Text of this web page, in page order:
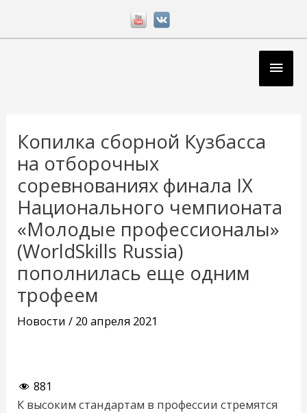
Копилка сборной Кузбасса
на отборочных
соревнованиях финала IX
Национального чемпионата
«Молодые профессионалы»
(WorldSkills Russia)
пополнилась еще одним
трофеем
Новости / 20 апреля 2021
881
К высоким стандартам в профессии стремятся
записям